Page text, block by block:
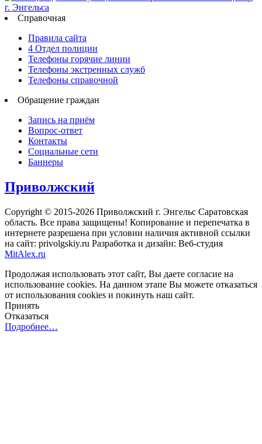
Справочная
Правила сайта
4 Отдел полиции
Телефоны горячие линии
Телефоны экстренных служб
Телефоны справочной
Обращение граждан
Запись на приём
Вопрос-ответ
Контакты
Социальные сети
Баннеры
Приволжский
Copyright © 2015-2026 Приволжский г. Энгельс Саратовская
область. Все права защищены! Копирование и перепечатка в
интернете разрешена при условии наличия активной ссылки
на сайт: privolgskiy.ru Разработка и дизайн: Веб-студия
MitAlex.ru
Продолжая использовать этот сайт, Вы даете согласие на
использование cookies. На данном этапе Вы можете отказаться
от использования cookies и покинуть наш сайт.
Принять
Отказаться
Подробнее…